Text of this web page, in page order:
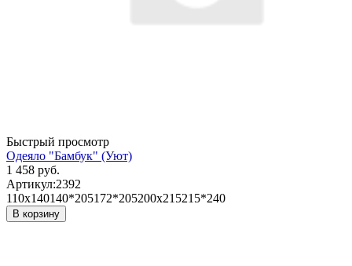
Быстрый просмотр
Одеяло "Бамбук" (Уют)
1 458 руб.
Артикул:2392
110х140140*205172*205200х215215*240
В корзину